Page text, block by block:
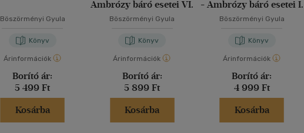
Böszörményi Gyula
Könyv
Árinformációk
Borító ár:
5 499 Ft
Kosárba
Ambrózy báró esetei VI.
Böszörményi Gyula
Könyv
Árinformációk
Borító ár:
5 899 Ft
Kosárba
- Ambrózy báró esetei I.
Böszörményi Gyula
Könyv
Árinformációk
Borító ár:
4 999 Ft
Kosárba